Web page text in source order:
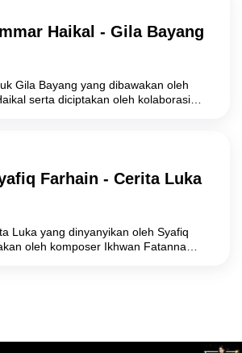
Haikal - Gila Bayang
Gila Bayang yang dibawakan oleh
serta diciptakan oleh kolaborasi
Farhain - Cerita Luka
Luka yang dinyanyikan oleh Syafiq
oleh komposer Ikhwan Fatanna